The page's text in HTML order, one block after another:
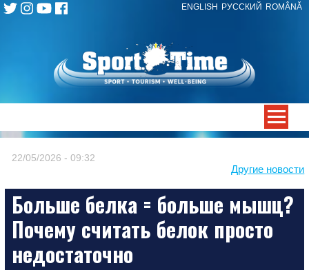
ENGLISH РУССКИЙ ROMÂNĂ
Skip
Другие новости
22/05/2026 - 09:32
Больше белка = больше мышц?
Почему считать белок просто
недостаточно